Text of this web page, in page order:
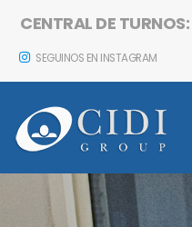
CENTRAL DE TURNOS:
SEGUINOS EN INSTAGRAM